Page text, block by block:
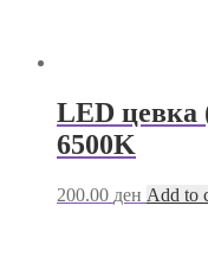
LED цевка
6500K
200.00 ден Add to